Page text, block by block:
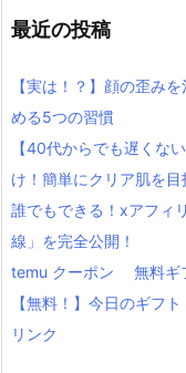
最近の投稿
【実は！？】顔の歪み
める5つの習慣
【40代からでも遅くな
け！簡単にクリア肌を
誰でもできる！xアフィ
線」を完全公開！
temu クーポン 無料ギ
【無料！】今日のギ
リンク